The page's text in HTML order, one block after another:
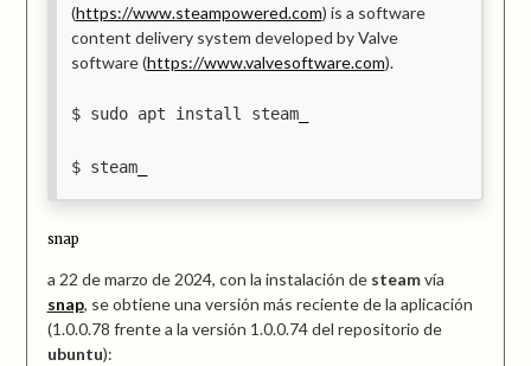
(https://www.steampowered.com) is a software
content delivery system developed by Valve
software (https://www.valvesoftware.com).
sudo apt install steam
steam
snap
a 22 de marzo de 2024, con la instalación de steamvía
snap, se obtiene una versión más reciente de la aplicación
(1.0.0.78 frente a la versión 1.0.0.74 del repositorio de
ubuntu):